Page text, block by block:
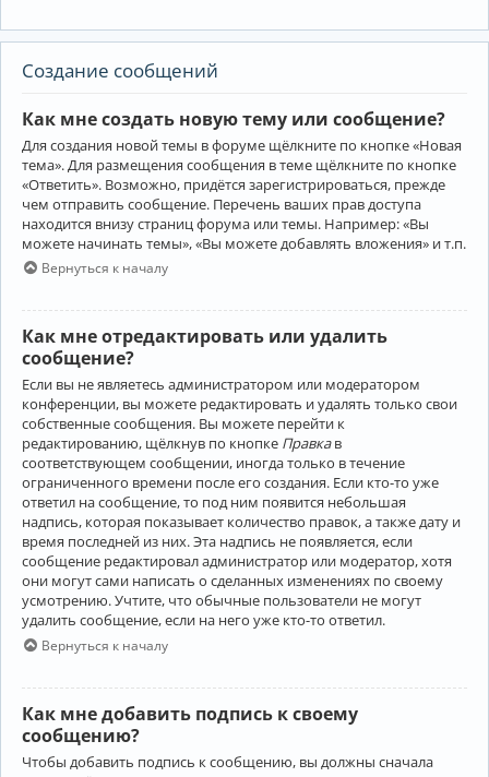
Создание сообщений
Как мне создать новую тему или сообщение?
Для создания новой темы в форуме щёлкните по кнопке «Новая
тема». Для размещения сообщения в теме щёлкните по кнопке
«Ответить». Возможно, придётся зарегистрироваться, прежде
чем отправить сообщение. Перечень ваших прав доступа
находится внизу страниц форума или темы. Например: «Вы
можете начинать темы», «Вы можете добавлять вложения» и т.п.
Вернуться к началу
Как мне отредактировать или удалить
сообщение?
Если вы не являетесь администратором или модератором
конференции, вы можете редактировать и удалять только свои
собственные сообщения. Вы можете перейти к
редактированию, щёлкнув по кнопке Правкав
соответствующем сообщении, иногда только в течение
ограниченного времени после его создания. Если кто-то уже
ответил на сообщение, то под ним появится небольшая
надпись, которая показывает количество правок, а также дату и
время последней из них. Эта надпись не появляется, если
сообщение редактировал администратор или модератор, хотя
они могут сами написать о сделанных изменениях по своему
усмотрению. Учтите, что обычные пользователи не могут
удалить сообщение, если на него уже кто-то ответил.
Вернуться к началу
Как мне добавить подпись к своему
сообщению?
Чтобы добавить подпись к сообщению, вы должны сначала